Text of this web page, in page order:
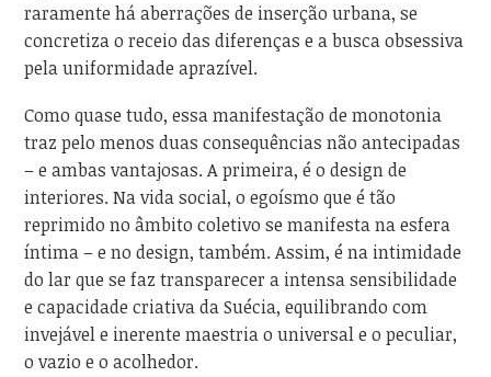
raramente há aberrações de inserção urbana, se
concretiza o receio das diferenças e a busca obsessiva
pela uniformidade aprazível.
Como quase tudo, essa manifestação de monotonia
traz pelo menos duas consequências não antecipadas
– e ambas vantajosas. A primeira, é o design de
interiores. Na vida social, o egoísmo que é tão
reprimido no âmbito coletivo se manifesta na esfera
íntima – e no design, também. Assim, é na intimidade
do lar que se faz transparecer a intensa sensibilidade
e capacidade criativa da Suécia, equilibrando com
invejável e inerente maestria o universal e o peculiar,
o vazio e o acolhedor.